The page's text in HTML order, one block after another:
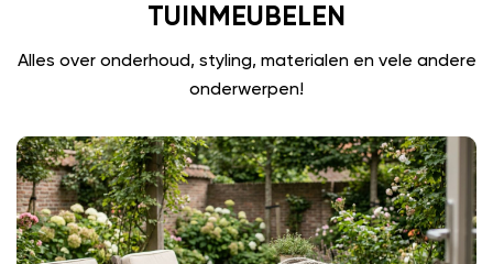
TUINMEUBELEN
Alles over onderhoud, styling, materialen en vele andere
onderwerpen!